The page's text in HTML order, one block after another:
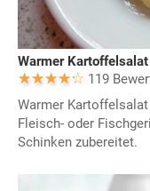
Warmer Kartoffelsalat
119
Warmer
Fleisch- oder
Schinken zubereitet.